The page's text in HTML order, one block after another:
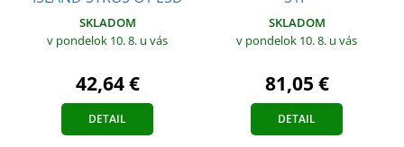
SKLADOM
v pondelok 10. 8. u vás
42,64 €
DETAIL
SKLADOM
v pondelok 10. 8. u vás
81,05 €
DETAIL